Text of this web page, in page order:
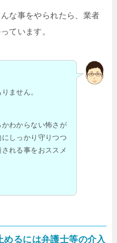
な事をやられたら、業者
ています。
ません。
わからない怖さが
しっかり守りつつ
れる事をおススメ
めるには弁護士等の介入